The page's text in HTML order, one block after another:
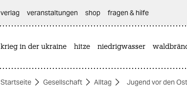
verlag
veranstaltungen shop fragen & hilfe
krieg in der ukraine hitze niedrigwasser
Startseite Gesellschaft Alltag Jugend vor den